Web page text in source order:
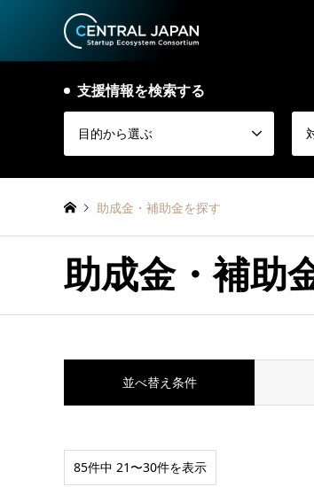
支援情報を検索する
目的から選ぶ
助成金・補助金を探す
助成金・補助
並べ替え条件
85件中 21〜30件を表示